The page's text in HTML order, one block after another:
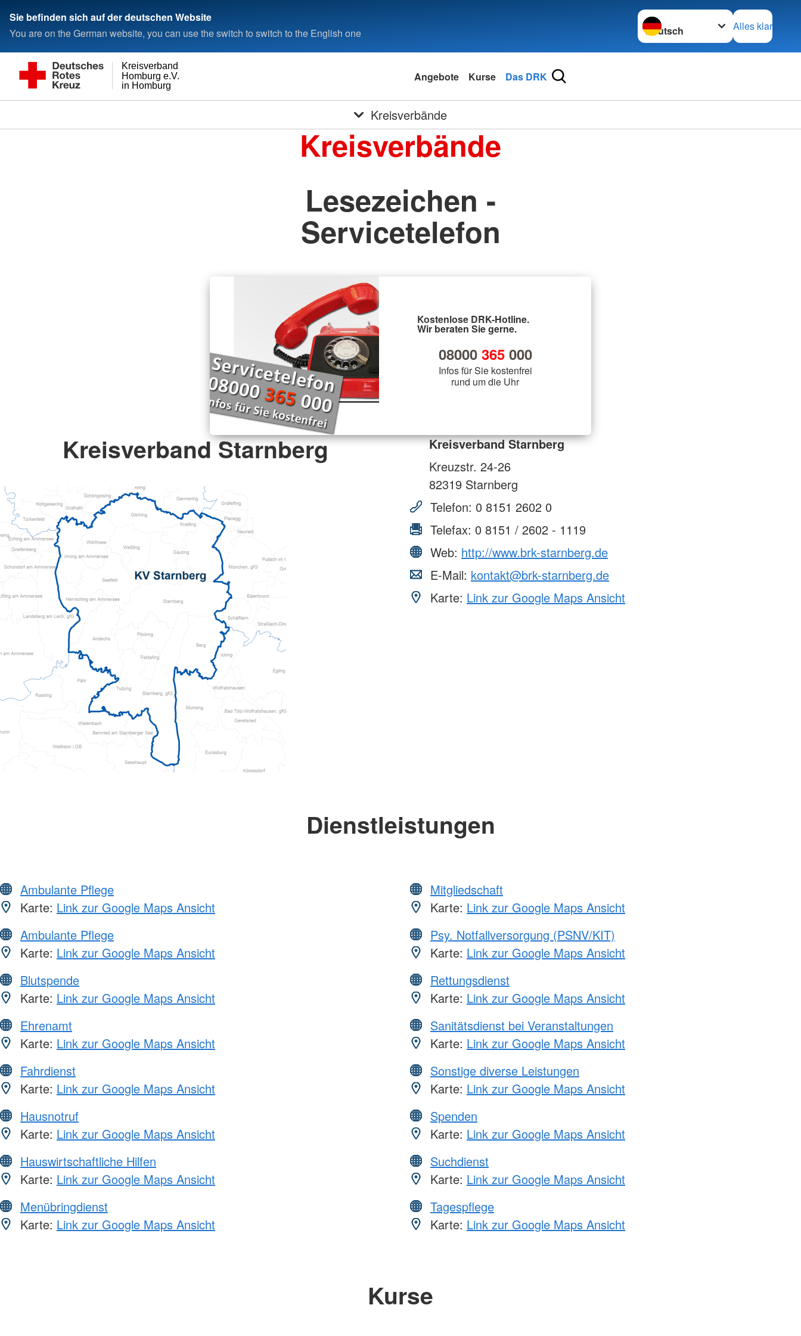
Sie befinden sich auf der deutschen Website
You are on the German website, you can use the switch to switch to the English one
Sprache wechseln zu
Alles klar
in Homburg
Homburg e.V.
Kreisverband
Angebote Kurse Das DRK
Kreisverbände
Kreisverbände
Lesezeichen -
Servicetelefon
Kostenlose DRK-Hotline.
Wir beraten Sie gerne.
08000 365000
Infos für Sie kostenfrei
rund um die Uhr
Kreisverband Starnberg
Kreisverband Starnberg
Kreuzstr. 24-26
82319 Starnberg
Telefon: 0 8151 2602 0
Telefax: 0 8151 / 2602 - 1119
Web: http://www.brk-starnberg.de
E-Mail: kontakt@brk-starnberg.de
Karte: Link zur Google Maps Ansicht
Dienstleistungen
Ambulante Pflege
Karte: Link zur Google Maps Ansicht
Ambulante Pflege
Karte: Link zur Google Maps Ansicht
Blutspende
Karte: Link zur Google Maps Ansicht
Ehrenamt
Karte: Link zur Google Maps Ansicht
Fahrdienst
Karte: Link zur Google Maps Ansicht
Hausnotruf
Karte: Link zur Google Maps Ansicht
Hauswirtschaftliche Hilfen
Karte: Link zur Google Maps Ansicht
Menübringdienst
Karte: Link zur Google Maps Ansicht
Mitgliedschaft
Karte: Link zur Google Maps Ansicht
Psy. Notfallversorgung (PSNV/KIT)
Karte: Link zur Google Maps Ansicht
Rettungsdienst
Karte: Link zur Google Maps Ansicht
Sanitätsdienst bei Veranstaltungen
Karte: Link zur Google Maps Ansicht
Sonstige diverse Leistungen
Karte: Link zur Google Maps Ansicht
Spenden
Karte: Link zur Google Maps Ansicht
Suchdienst
Karte: Link zur Google Maps Ansicht
Tagespflege
Karte: Link zur Google Maps Ansicht
Kurse